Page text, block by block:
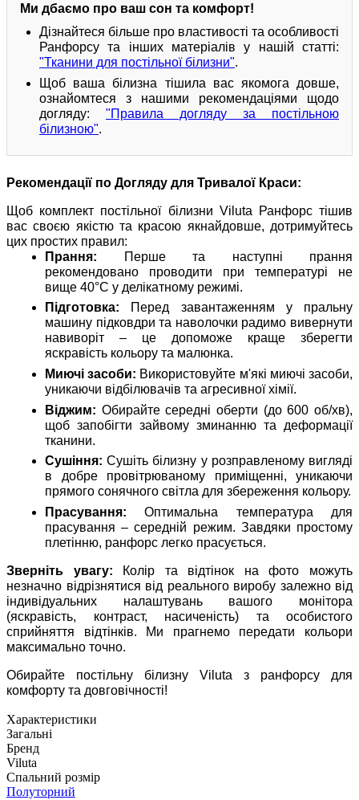
Ми дбаємо про ваш сон та комфорт!
Дізнайтеся більше про властивості та особливості
Ранфорсу та інших матеріалів у нашій статті:
"Тканини для постільної білизни".
Щоб ваша білизна тішила вас якомога довше,
ознайомтеся з нашими рекомендаціями щодо
догляду: "Правила догляду за постільною
білизною".
Рекомендації по Догляду для Тривалої Краси:
Щоб комплект постільної білизни Viluta Ранфорс тішив
вас своєю якістю та красою якнайдовше, дотримуйтесь
цих простих правил:
Прання: Перше та наступні прання
рекомендовано проводити при температурі не
вище 40°C у делікатному режимі.
Підготовка: Перед завантаженням у пральну
машину підковдри та наволочки радимо вивернути
навиворіт – це допоможе краще зберегти
яскравість кольору та малюнка.
Миючі засоби: Використовуйте м'які миючі засоби,
уникаючи відбілювачів та агресивної хімії.
Віджим: Обирайте середні оберти (до 600 об/хв),
щоб запобігти зайвому зминанню та деформації
тканини.
Сушіння: Сушіть білизну у розправленому вигляді
в добре провітрюваному приміщенні, уникаючи
прямого сонячного світла для збереження кольору.
Прасування: Оптимальна температура для
прасування – середній режим. Завдяки простому
плетінню, ранфорс легко прасується.
Зверніть увагу: Колір та відтінок на фото можуть
незначно відрізнятися від реального виробу залежно від
індивідуальних налаштувань вашого монітора
(яскравість, контраст, насиченість) та особистого
сприйняття відтінків. Ми прагнемо передати кольори
максимально точно.
Обирайте постільну білизну Viluta з ранфорсу для
комфорту та довговічності!
Характеристики
Загальні
Бренд
Viluta
Спальний розмір
Полуторний